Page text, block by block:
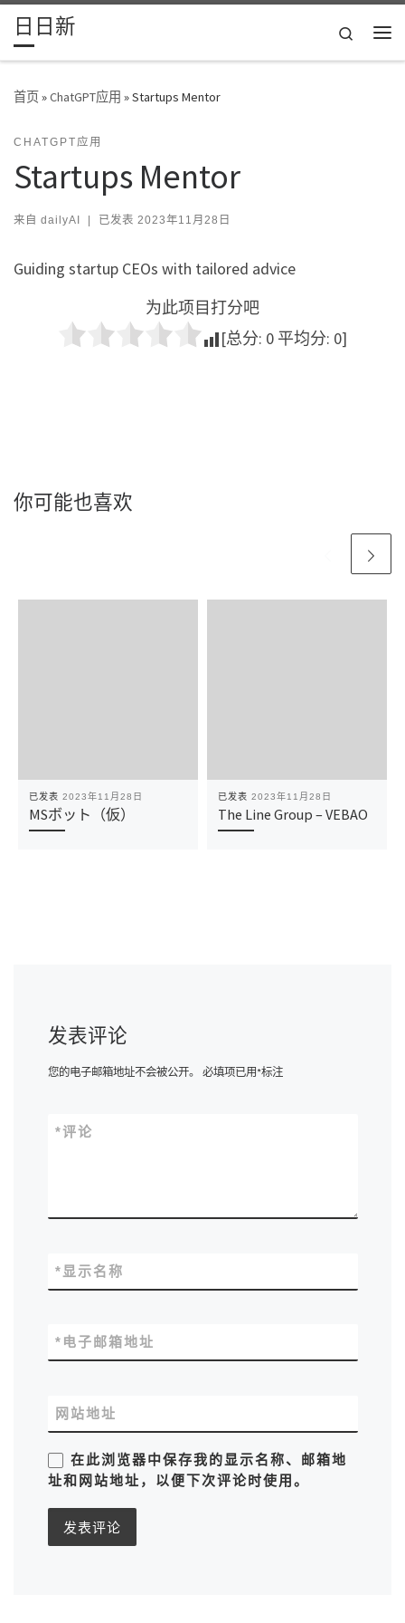
Skip to content
日日新
Search
首页»ChatGPT应用 »Startups Mentor
CHATGPT应用
Startups Mentor
来自 dailyAI | 已发表 2023年11月28日
Guiding startup CEOs with tailored advice
为此项目打分吧
[总分: 0 平均分: 0]
你可能也喜欢
已发表 2023年11月28日
MSボット（仮）
已发表 2023年11月28日
The Line Group – VEBAO
发表评论
您的电子邮箱地址不会被公开。 必填项已用*标注
评论
*
显示名称
*
电子邮箱地址
*
网站地址
在此浏览器中保存我的显示名称、邮箱地
址和网站地址，以便下次评论时使用。